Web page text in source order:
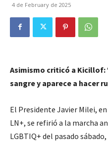
4 de February de 2025
Asimismo criticó a Kicillof:
sangre y aparece a hacer
El Presidente Javier Milei,
LN+, se refirió a la marcha
LGBTIQ+ del pasado